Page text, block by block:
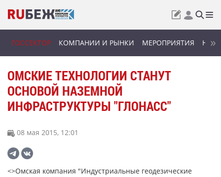
ГОССЕКТОР КОМПАНИИ И РЫНКИ МЕРОПРИЯТИЯ
ОМСКИЕ ТЕХНОЛОГИИ СТАНУТ
ОСНОВОЙ НАЗЕМНОЙ
ИНФРАСТРУКТУРЫ "ГЛОНАСС"
08 мая 2015, 12:01
<>Омская компания "Индустриальные геодезические